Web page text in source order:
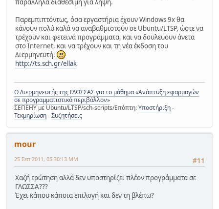
παράλληλα διαθέσιμη για λήψη.
Παρεμπιπτόντως, όσα εργαστήρια έχουν Windows 9x θα
κάνουν πολύ καλά να αναβαθμιστούν σε Ubuntu/LTSP, ώστε να
τρέχουν και φετεινά προγράμματα, και να δουλεύουν άνετα
στο Internet, και να τρέχουν και τη νέα έκδοση του
Διερμηνευτή.
http://ts.sch.gr/ellak
Ο Διερμηνευτής της ΓΛΩΣΣΑΣ για το μάθημα «Ανάπτυξη εφαρμογών
σε προγραμματιστικό περιβάλλον»
ΣΕΠΕΗΥ με Ubuntu/LTSP/sch-scripts/Επόπτη:Υποστήριξη-
Τεκμηρίωση-Συζητήσεις
mour
#11
25 Σεπ 2011, 05:30:13 ΜΜ
Χαζή ερώτηση αλλά δεν υποστηρίζει πλέον προγράμματα σε
ΓΛΩΣΣΑ???
Έχει κάπου κάποια επιλογή και δεν τη βλέπω?